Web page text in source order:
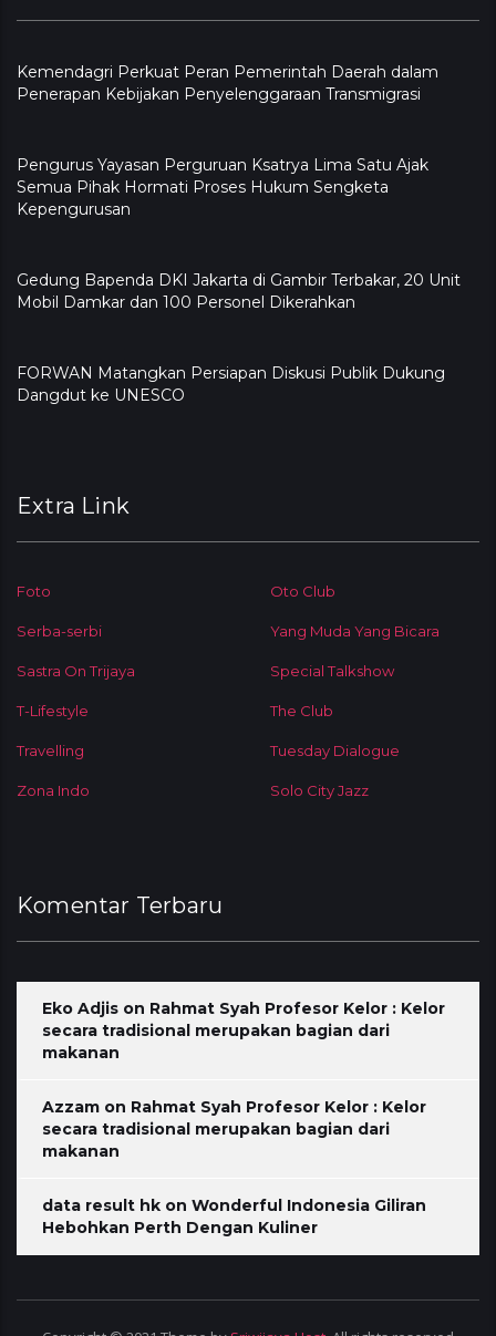
Kemendagri Perkuat Peran Pemerintah Daerah dalam
Penerapan Kebijakan Penyelenggaraan Transmigrasi
Pengurus Yayasan Perguruan Ksatrya Lima Satu Ajak
Semua Pihak Hormati Proses Hukum Sengketa
Kepengurusan
Gedung Bapenda DKI Jakarta di Gambir Terbakar, 20 Unit
Mobil Damkar dan 100 Personel Dikerahkan
FORWAN Matangkan Persiapan Diskusi Publik Dukung
Dangdut ke UNESCO
Extra Link
Foto Oto Club
Serba-serbi Yang Muda Yang Bicara
Sastra On Trijaya Special Talkshow
T-Lifestyle The Club
Travelling Tuesday Dialogue
Zona Indo Solo City Jazz
Komentar Terbaru
Eko Adjis on Rahmat Syah Profesor Kelor : Kelor
secara tradisional merupakan bagian dari
makanan
Azzam on Rahmat Syah Profesor Kelor : Kelor
secara tradisional merupakan bagian dari
makanan
data result hk on Wonderful Indonesia Giliran
Hebohkan Perth Dengan Kuliner